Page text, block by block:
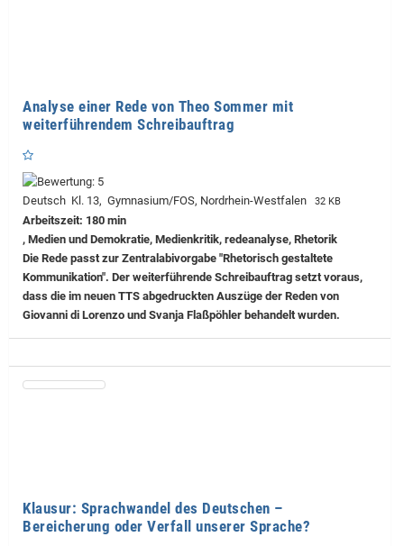
Analyse einer Rede von Theo Sommer mit
weiterführendem Schreibauftrag
Deutsch Kl. 13, Gymnasium/FOS, Nordrhein-Westfalen 32 KB
Arbeitszeit: 180 min
, Medien und Demokratie, Medienkritik, redeanalyse, Rhetorik
Die Rede passt zur Zentralabivorgabe "Rhetorisch gestaltete
Kommunikation". Der weiterführende Schreibauftrag setzt voraus,
dass die im neuen TTS abgedruckten Auszüge der Reden von
Giovanni di Lorenzo und Svanja Flaßpöhler behandelt wurden.
Klausur: Sprachwandel des Deutschen –
Bereicherung oder Verfall unserer Sprache?